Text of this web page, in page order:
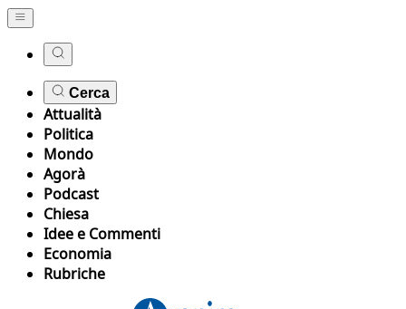
Cerca
Attualità
Politica
Mondo
Agorà
Podcast
Chiesa
Idee e Commenti
Economia
Rubriche